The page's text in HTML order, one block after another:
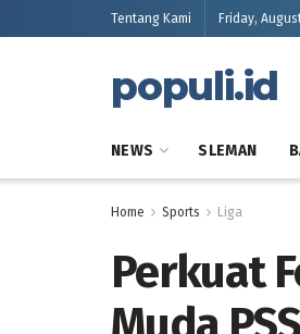
Tentang Kami Friday,
populi.id
NEWS SLEMAN
Home Sports Liga
Perkuat